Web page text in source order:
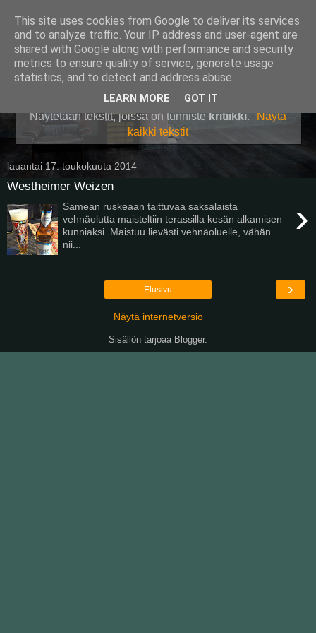
Pullollinen
Näytetään tekstit, joissa on tunniste kritiikki.
Näytä
kaikki tekstit
lauantai 17. toukokuuta 2014
Westheimer Weizen
›
Samean ruskeaan taittuvaa saksalaista
vehnäolutta maisteltiin terassilla kesän alkamisen
kunniaksi. Maistuu lievästi vehnäoluelle, vähän
nii...
›
Etusivu
Näytä internetversio
Sisällön tarjoaa Blogger.
This site uses cookies from Google to deliver its services
and to analyze traffic. Your IP address and user-agent are
shared with Google along with performance and security
metrics to ensure quality of service, generate usage
statistics, and to detect and address abuse.
LEARN MORE GOT IT